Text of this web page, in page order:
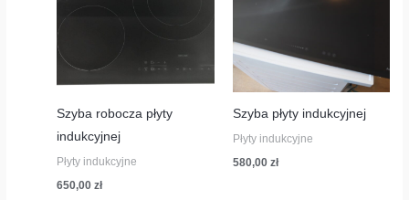
Szyba robocza płyty
indukcyjnej
Płyty indukcyjne
650,00zł
Szyba płyty indukcyjnej
Płyty indukcyjne
580,00 zł